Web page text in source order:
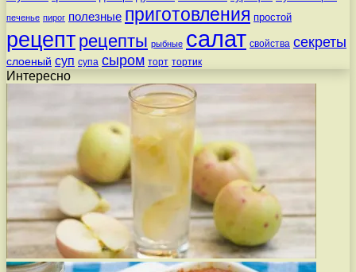
печенье пирог полезные приготовления простой
рецепт рецепты рыбные салат свойства секреты
слоеный суп супа сыром торт тортик
Интересно